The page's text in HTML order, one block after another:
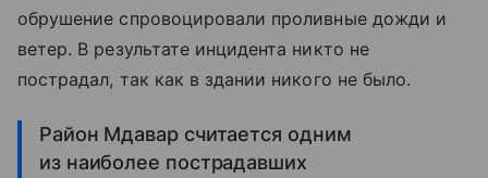
обрушение спровоцировали проливные дожди и
ветер. В результате инцидента никто не
пострадал, так как в здании никого не было.
Район Мдавар считается одним
из наиболее пострадавших